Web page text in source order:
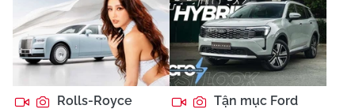
Rolls-Royce
Tận mục Ford